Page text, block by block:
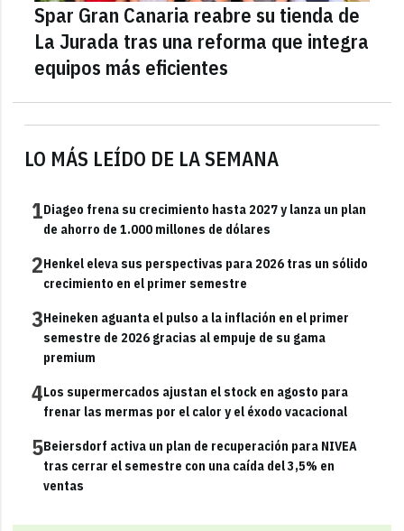
LO MÁS LEÍDO DE LA SEMANA
1Diageo frena su crecimiento hasta 2027 y lanza un plan
de ahorro de 1.000 millones de dólares
2Henkel eleva sus perspectivas para 2026 tras un sólido
crecimiento en el primer semestre
3Heineken aguanta el pulso a la inflación en el primer
semestre de 2026 gracias al empuje de su gama
premium
4Los supermercados ajustan el stock en agosto para
frenar las mermas por el calor y el éxodo vacacional
5Beiersdorf activa un plan de recuperación para NIVEA
tras cerrar el semestre con una caída del 3,5% en
ventas
Spar Gran Canaria reabre su tienda de
La Jurada tras una reforma que integra
equipos más eficientes